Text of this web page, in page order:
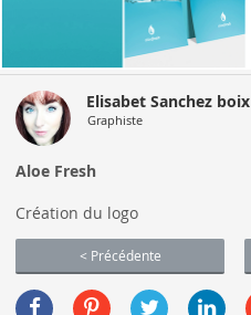
Elisabet Sanchez boix
Graphiste
Aloe Fresh
Création du logo
< Précédente